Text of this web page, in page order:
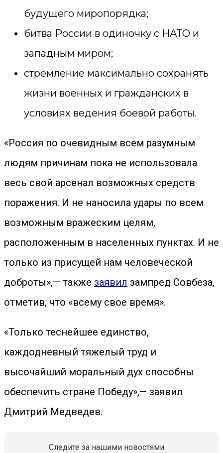
будущего миропорядка;
битва России в одиночку с НАТО и
западным миром;
стремление максимально сохранять
жизни военных и гражданских в
условиях ведения боевой работы.
«Россия по очевидным всем разумным
людям причинам пока не использовала
весь свой арсенал возможных средств
поражения. И не наносила удары по всем
возможным вражеским целям,
расположенным в населенных пунктах. И не
только из присущей нам человеческой
доброты»,— также заявил зампред Совбеза,
отметив, что «всему свое время».
«Только теснейшее единство,
каждодневный тяжелый труд и
высочайший моральный дух способны
обеспечить стране Победу»,— заявил
Дмитрий Медведев.
Следите за нашими новостями